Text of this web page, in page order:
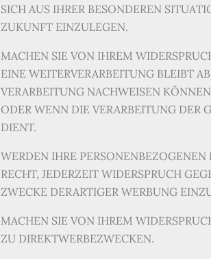
SICH AUS IHRER BESONDEREN
ZUKUNFT EINZULEGEN.
MACHEN SIE VON IHREM
EINE WEITERVERARBEITUNG BLEIBT
VERARBEITUNG NACHWEISEN
ODER WENN DIE VERARBEITUNG DER
DIENT.
WERDEN IHRE
RECHT, JEDERZEIT WIDERSPRUCH
ZWECKE DERARTIGER WERBUNG
MACHEN SIE VON IHREM
ZU DIREKTWERBEZWECKEN.